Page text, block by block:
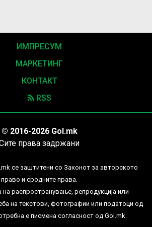
ИМПРЕСУМ
МАРКЕТИНГ
КОНТАКТ
RSS
© 2016-2026 Gol.mk
права задржани
се заштитени со Законот за авторското
право и сродните права.
на распространување, репродукција или
на текстови, фотографии или податоци од
е писмена согласност од Gol.mk.